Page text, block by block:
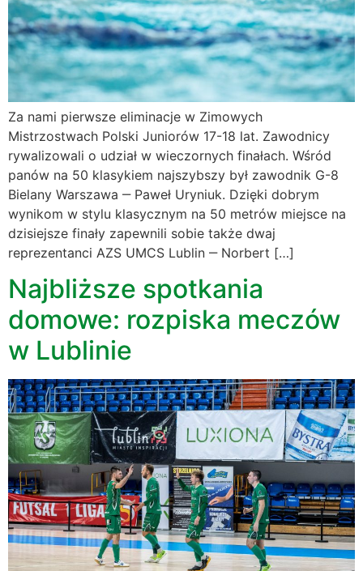
Za nami pierwsze eliminacje w Zimowych
Mistrzostwach Polski Juniorów 17-18 lat. Zawodnicy
rywalizowali o udział w wieczornych finałach. Wśród
panów na 50 klasykiem najszybszy był zawodnik G-8
Bielany Warszawa ‒ Paweł Uryniuk. Dzięki dobrym
wynikom w stylu klasycznym na 50 metrów miejsce na
dzisiejsze finały zapewnili sobie także dwaj
reprezentanci AZS UMCS Lublin ‒ Norbert […]
Najbliższe spotkania
domowe: rozpiska meczów
w Lublinie